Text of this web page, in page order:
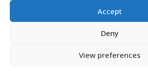
Accept
Deny
View preferences
Cookie policy